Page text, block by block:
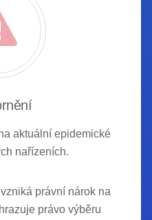
aktuální epidemické
nařízeních.
právní nárok na
právo výběru